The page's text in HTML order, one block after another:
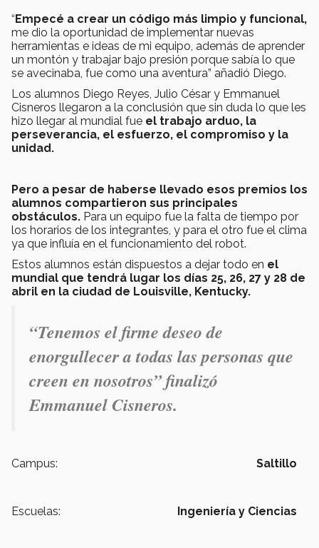
“Empecé a crear un código más limpio y funcional,
me dio la oportunidad de implementar nuevas
herramientas e ideas de mi equipo, además de aprender
un montón y trabajar bajo presión porque sabía lo que
se avecinaba, fue como una aventura” añadió Diego.
Los alumnos Diego Reyes, Julio César y Emmanuel
Cisneros llegaron a la conclusión que sin duda lo que les
hizo llegar al mundial fue el trabajo arduo, la
perseverancia, el esfuerzo, el compromiso y la
unidad.
Pero a pesar de haberse llevado esos premios los
alumnos compartieron sus principales
obstáculos. Para un equipo fue la falta de tiempo por
los horarios de los integrantes, y para el otro fue el clima
ya que influía en el funcionamiento del robot.
Estos alumnos están dispuestos a dejar todo en el
mundial que tendrá lugar los días 25, 26, 27 y 28 de
abril en la ciudad de Louisville, Kentucky.
“Tenemos el firme deseo de
enorgullecer a todas las personas que
creen en nosotros” finalizó
Emmanuel Cisneros.
Campus: Saltillo
Escuelas: Ingeniería y Ciencias